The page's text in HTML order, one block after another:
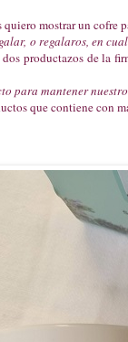
quiero mostrar un
o regalaros, en
dos productazos de la
para mantener
que contiene con